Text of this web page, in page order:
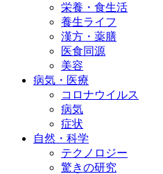
栄養・食生活
養生ライフ
漢方・薬膳
医食同源
美容
病気・医療
コロナウイルス
病気
症状
自然・科学
テクノロジー
驚きの研究